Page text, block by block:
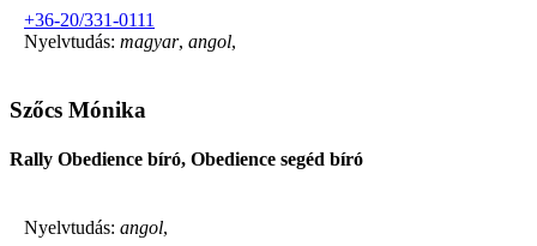
+36-20/331-0111
Nyelvtudás: magyar, angol,
Szőcs Mónika
Rally Obedience bíró, Obedience segéd bíró
Nyelvtudás: angol,